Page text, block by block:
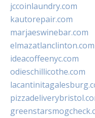
jccoinlaundry.com
kautorepair.com
marjaeswinebar.com
elmazatlanclinton.com
ideacoffeenyc.com
odieschillicothe.com